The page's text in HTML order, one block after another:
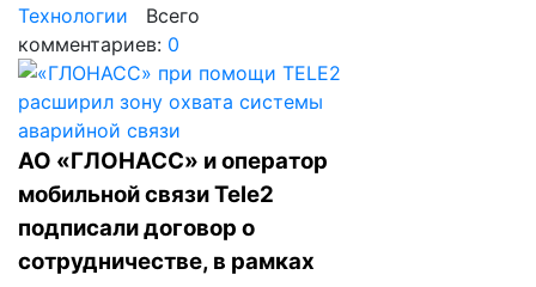
Технологии Всего
комментариев: 0
АО «ГЛОНАСС» и оператор
мобильной связи Tele2
подписали договор о
сотрудничестве, в рамках